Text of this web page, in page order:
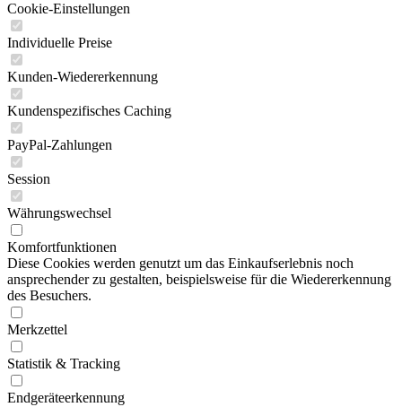
Cookie-Einstellungen
Individuelle Preise
Kunden-Wiedererkennung
Kundenspezifisches Caching
PayPal-Zahlungen
Session
Währungswechsel
Komfortfunktionen
Diese Cookies werden genutzt um das Einkaufserlebnis noch
ansprechender zu gestalten, beispielsweise für die Wiedererkennung
des Besuchers.
Merkzettel
Statistik & Tracking
Endgeräteerkennung